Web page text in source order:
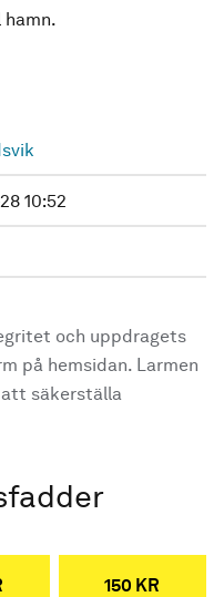
10:52
och uppdragets
på hemsidan. Larmen
att säkerställa
150 KR